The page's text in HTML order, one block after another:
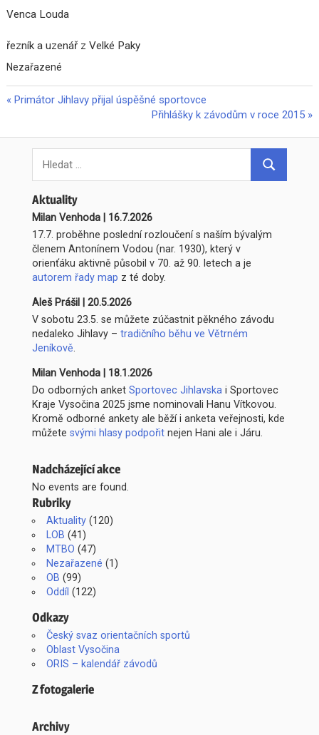
Venca Louda
řezník a uzenář z Velké Paky
Nezařazené
Navigace
pro
příspěvek
Previous
Primátor Jihlavy přijal úspěšné sportovce
Next
Přihlášky k závodům v roce 2015
for:
Hledat
Aktuality
Milan Venhoda
16.7.2026
17.7. proběhne poslední rozloučení s naším bývalým
členem Antonínem Vodou (nar. 1930), který v
orienťáku aktivně působil v 70. až 90. letech a je
autorem řady map z té doby.
Aleš Prášil |20.5.2026
V sobotu 23.5. se můžete zúčastnit pěkného závodu
nedaleko Jihlavy –tradičního běhu ve Větrném
Jeníkově
Milan Venhoda
18.1.2026
Do odborných anketSportovec Jihlavska i Sportovec
Kraje Vysočina 2025 jsme nominovali Hanu Vítkovou.
Kromě odborné ankety ale běží i anketa veřejnosti, kde
můžetesvými hlasy podpořit nejen Hani ale i Járu.
Nadcházející akce
No events are found.
Rubriky
Aktuality(120)
LOB (41)
MTBO (47)
Nezařazené (1)
OB (99)
Oddíl (122)
Odkazy
Český svaz orientačních sportů
Oblast Vysočina
ORIS – kalendář závodů
Z fotogalerie
Archivy